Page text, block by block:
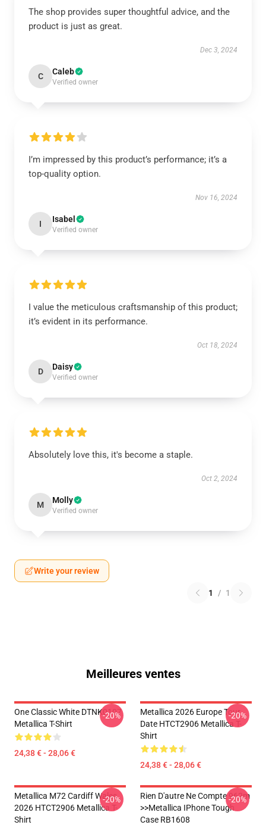
The shop provides super thoughtful advice, and the
product is just as great.
Dec 3, 2024
C Caleb
Verified owner
I’m impressed by this product’s performance; it’s a
top-quality option.
Nov 16, 2024
I Isabel
Verified owner
I value the meticulous craftsmanship of this product;
it’s evident in its performance.
Oct 18, 2024
D Daisy
Verified owner
Absolutely love this, it's become a staple.
Oct 2, 2024
M Molly
Verified owner
Write your review
1 / 1
Meilleures ventes
One Classic White DTNK0107
Metallica T-Shirt
24,38 € - 28,06 €
-20%
Metallica 2026 Europe Tour
Date HTCT2906 Metallica T-
Shirt
24,38 € - 28,06 €
-20%
Metallica M72 Cardiff Wales
2026 HTCT2906 Metallica T-
Shirt
-20%
Rien D'autre Ne Compte 962m
>>metallica IPhone Tough
Case RB1608
-20%